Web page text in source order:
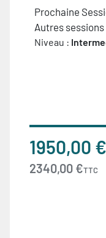
Prochaine
Autres sessions
Niveau :
1950,00 €
2340,00 €TTC